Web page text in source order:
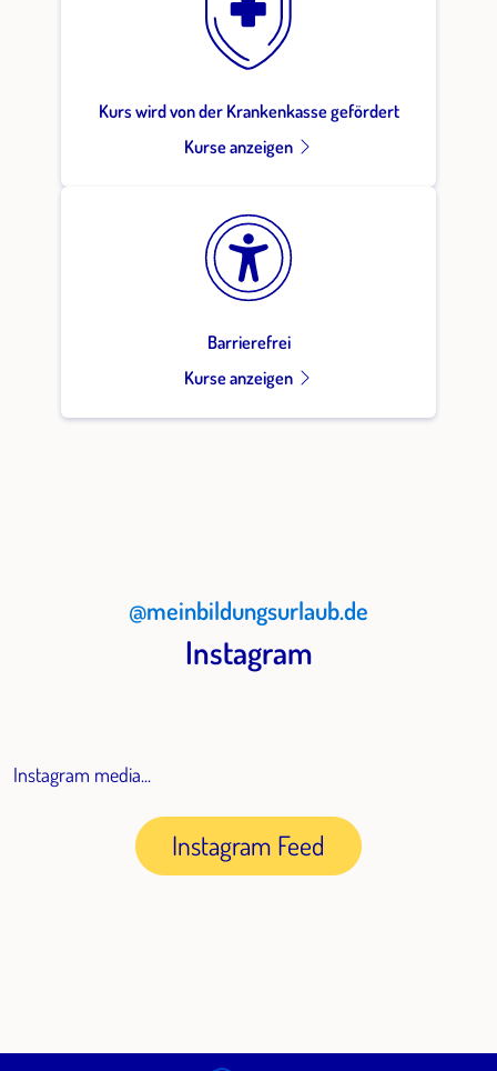
Kurs wird von der Krankenkasse gefördert
Kurse anzeigen
Barrierefrei
Kurse anzeigen
@meinbildungsurlaub.de
Instagram
Instagram media...
Instagram Feed